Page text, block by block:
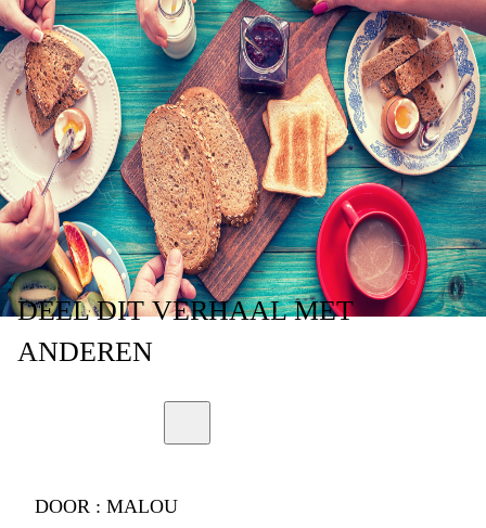
VADERDAG MET
BONUSFAMILIE
DEELDIT VERHAALMET
ANDEREN
DOOR : MALOU